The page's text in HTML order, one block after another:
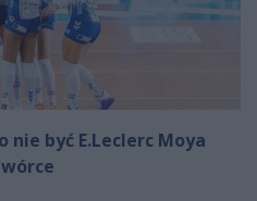
nie być E.Leclerc Moya